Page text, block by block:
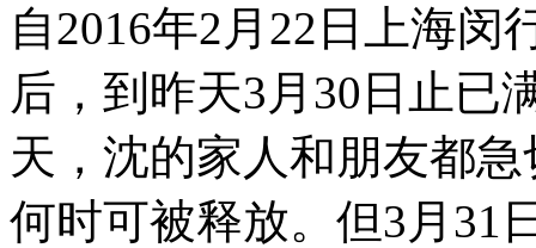
自2016年2月22日上海
后，到昨天3月30日止已
天，沈的家人和朋友都
何时可被释放。但3月31